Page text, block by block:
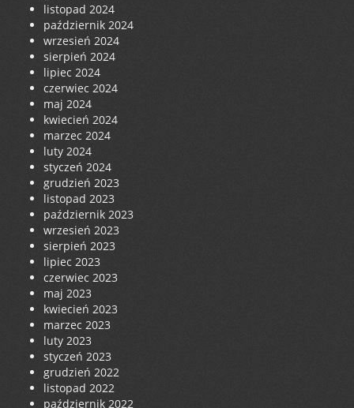
listopad 2024
październik 2024
wrzesień 2024
sierpień 2024
lipiec 2024
czerwiec 2024
maj 2024
kwiecień 2024
marzec 2024
luty 2024
styczeń 2024
grudzień 2023
listopad 2023
październik 2023
wrzesień 2023
sierpień 2023
lipiec 2023
czerwiec 2023
maj 2023
kwiecień 2023
marzec 2023
luty 2023
styczeń 2023
grudzień 2022
listopad 2022
październik 2022